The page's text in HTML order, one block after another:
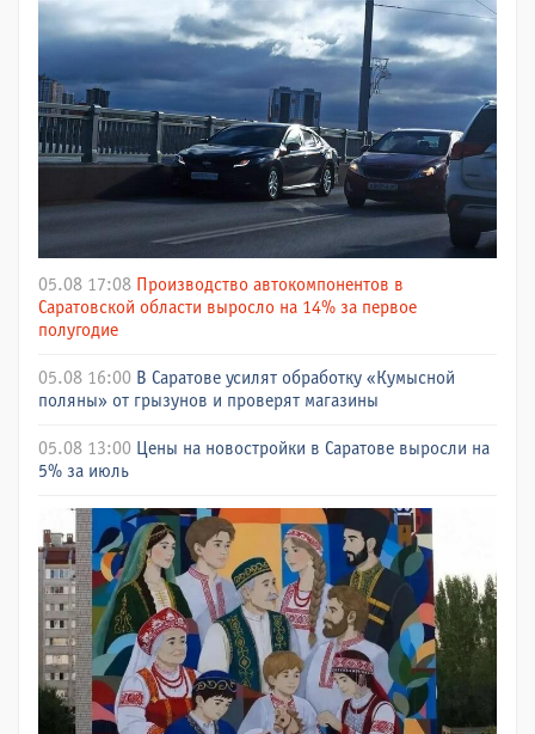
05.08 17:08 Производство автокомпонентов в
Саратовской области выросло на 14% за первое
полугодие
05.08 16:00 В Саратове усилят обработку «Кумысной
поляны» от грызунов и проверят магазины
05.08 13:00 Цены на новостройки в Саратове выросли на
5% за июль